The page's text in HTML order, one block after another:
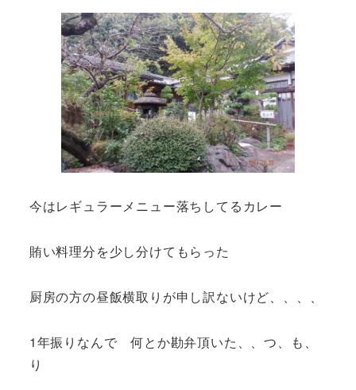
今はレギュラーメニュー落ちしてるカレー
賄い料理分を少し分けてもらった
厨房の方の昼飯横取りが申し訳ないけど、、、、
1年振りなんで 何とか勘弁頂いた、、つ、も、
り